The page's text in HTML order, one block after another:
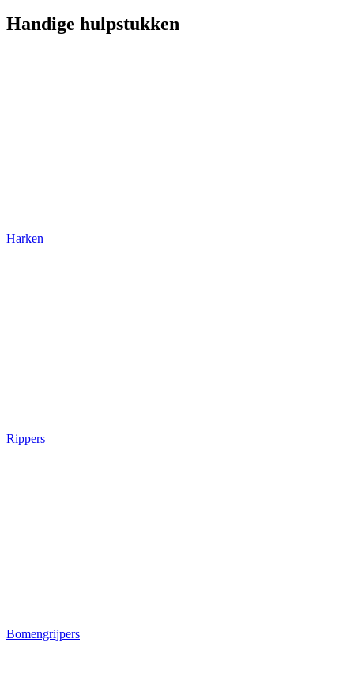
Handige hulpstukken
Harken
Rippers
Bomengrijpers